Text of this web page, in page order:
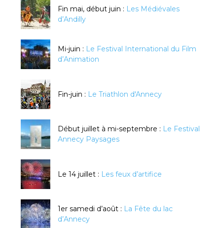
Fin mai, début juin : Les Médiévales
d’Andilly
Mi-juin : Le Festival International du Film
d’Animation
Fin-juin : Le Triathlon d'Annecy
Début juillet à mi-septembre : Le Festival
Annecy Paysages
Le 14 juillet : Les feux d’artifice
1er samedi d’août : La Fête du lac
d’Annecy